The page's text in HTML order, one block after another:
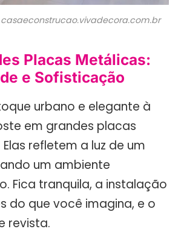
Placas Metálicas:
e Sofisticação
urbano e elegante à
em grandes placas
refletem a luz de um
um ambiente
Fica tranquila, a instalação
do que você imagina, e o
revista.